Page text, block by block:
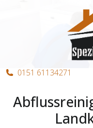
0151 61134271